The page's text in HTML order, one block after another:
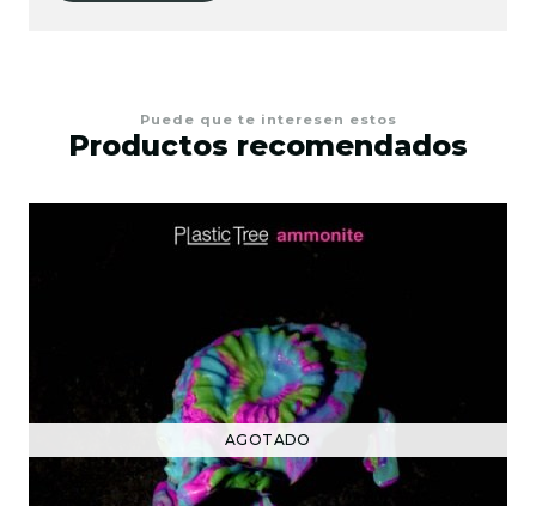
Puede que te interesen estos
Productos recomendados
AGOTADO